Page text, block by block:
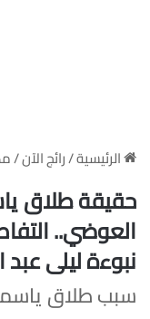
الرئيسية/رائج الآن/
حقيقة طلاق
العوضي..
نبوءة ليلى
سبب طلاق